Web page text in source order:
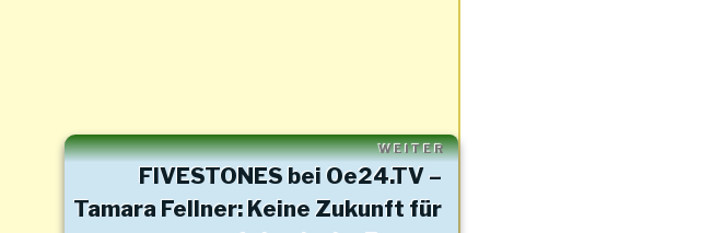
Nächster
WEITER
FIVESTONES bei Oe24.TV –
Tamara Fellner: Keine Zukunft für